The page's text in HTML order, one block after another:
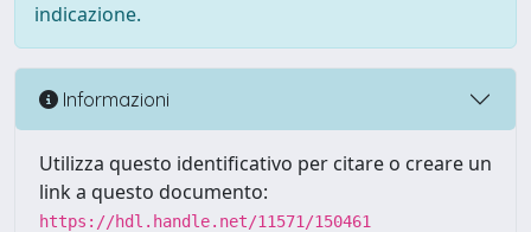
indicazione.
Informazioni
Utilizza questo identificativo per citare o creare un
link a questo documento:
https://hdl.handle.net/11571/150461